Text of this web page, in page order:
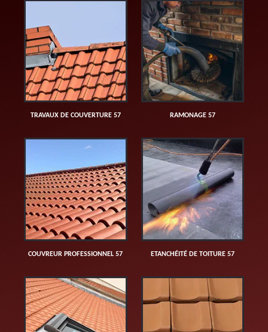
TRAVAUX DE COUVERTURE 57 RAMONAGE 57
COUVREUR PROFESSIONNEL 57 ETANCHÉITÉ DE TOITURE 57